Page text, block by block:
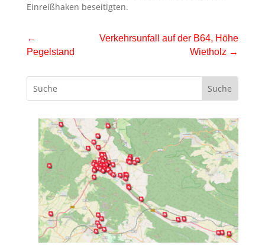
Einreißhaken beseitigten.
←
Pegelstand
Verkehrsunfall auf der B64, Höhe
Wietholz →